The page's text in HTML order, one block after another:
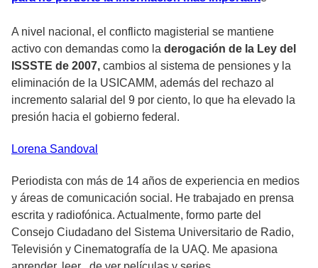
A nivel nacional, el conflicto magisterial se mantiene
activo con demandas como la derogación de la Ley del
ISSSTE de 2007, cambios al sistema de pensiones y la
eliminación de la USICAMM, además del rechazo al
incremento salarial del 9 por ciento, lo que ha elevado la
presión hacia el gobierno federal.
Lorena Sandoval
Periodista con más de 14 años de experiencia en medios
y áreas de comunicación social. He trabajado en prensa
escrita y radiofónica. Actualmente, formo parte del
Consejo Ciudadano del Sistema Universitario de Radio,
Televisión y Cinematografía de la UAQ. Me apasiona